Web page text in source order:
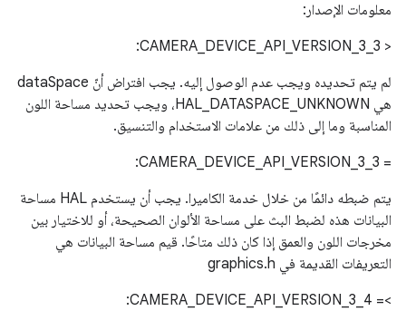
معلومات الإصدار:
< CAMERA_DEVICE_API_VERSION_3_3:
لم يتم تحديده ويجب عدم الوصول إليه. يجب افتراض أنّ dataSpace
هي HAL_DATASPACE_UNKNOWN، ويجب تحديد مساحة اللون
المناسبة وما إلى ذلك من علامات الاستخدام والتنسيق.
= CAMERA_DEVICE_API_VERSION_3_3:
يتم ضبطه دائمًا من خلال خدمة الكاميرا. يجب أن يستخدم HAL مساحة
البيانات هذه لضبط البث على مساحة الألوان الصحيحة، أو للاختيار بين
مخرجات اللون والعمق إذا كان ذلك متاحًا. قيم مساحة البيانات هي
التعريفات القديمة في graphics.h
‫>= CAMERA_DEVICE_API_VERSION_3_4: